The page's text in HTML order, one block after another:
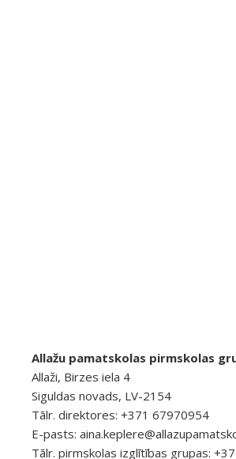
Allažu pamatskolas pirmskolas
Allaži, Birzes iela 4
Siguldas novads, LV-2154
Tālr. direktores: +371 67970954
E-pasts:
Tālr. pirmskolas izglītības grupas: